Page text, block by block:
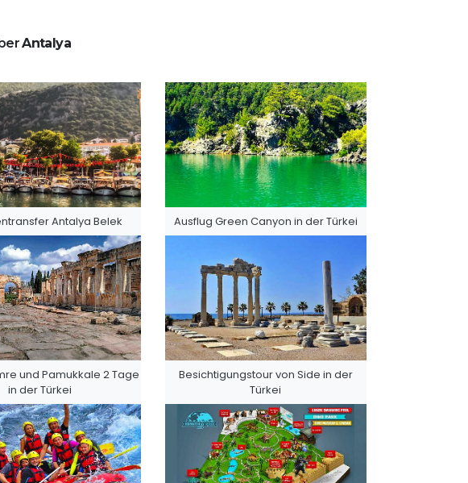
Antalya
Antalya Belek Ausflug Green Canyon in der Türkei
und Pamukkale 2 Tage
in der Türkei
Besichtigungstour von Side in der
Türkei